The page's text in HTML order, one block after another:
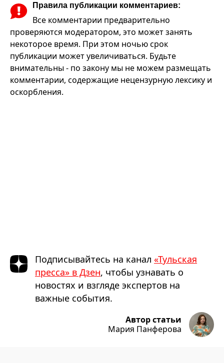
Правила публикации комментариев:
Все комментарии предварительно
проверяются модератором, это может занять
некоторое время. При этом ночью срок
публикации может увеличиваться. Будьте
внимательны - по закону мы не можем размещать
комментарии, содержащие нецензурную лексику и
оскорбления.
Подписывайтесь на канал «Тульская
пресса» в Дзен, чтобы узнавать о
новостях и взгляде экспертов на
важные события.
Автор статьи
Мария Панферова